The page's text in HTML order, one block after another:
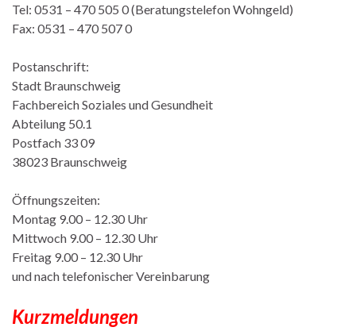
Tel: 0531 – 470 505 0 (Beratungstelefon Wohngeld)
Fax: 0531 – 470 507 0
Postanschrift:
Stadt Braunschweig
Fachbereich Soziales und Gesundheit
Abteilung 50.1
Postfach 33 09
38023 Braunschweig
Öffnungszeiten:
Montag 9.00 – 12.30 Uhr
Mittwoch 9.00 – 12.30 Uhr
Freitag 9.00 – 12.30 Uhr
und nach telefonischer Vereinbarung
Kurzmeldungen